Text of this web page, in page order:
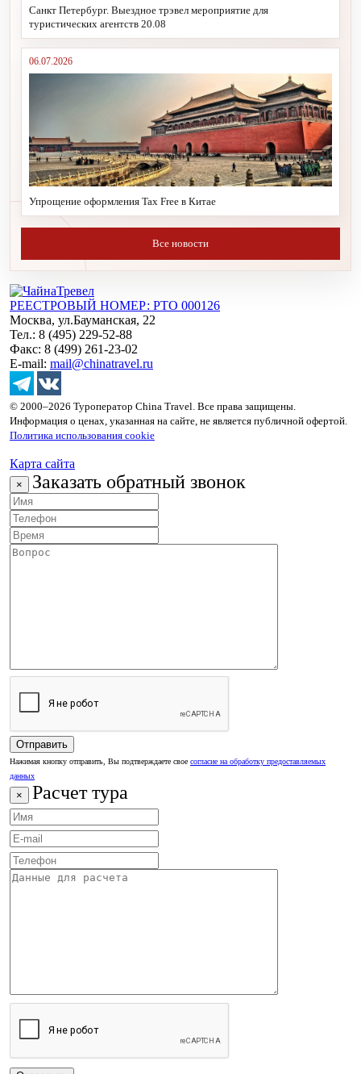
Санкт Петербург. Выездное трэвел мероприятие для
туристических агентств 20.08
06.07.2026
Упрощение оформления Tax Free в Китае
Все новости
РЕЕСТРОВЫЙ НОМЕР: РТО 000126
Москва, ул.Бауманская, 22
Тел.: 8 (495) 229-52-88
Факс: 8 (499) 261-23-02
E-mail: mail@chinatravel.ru
© 2000–2026 Туроператор China Travel. Все права защищены.
Информация о ценах, указанная на сайте, не является публичной офертой.
Политика использования cookie
Карта сайта
× Заказать обратный звонок
Нажимая кнопку отправить, Вы подтверждаете свое согласие на обработку предоставляемых
данных
× Расчет тура